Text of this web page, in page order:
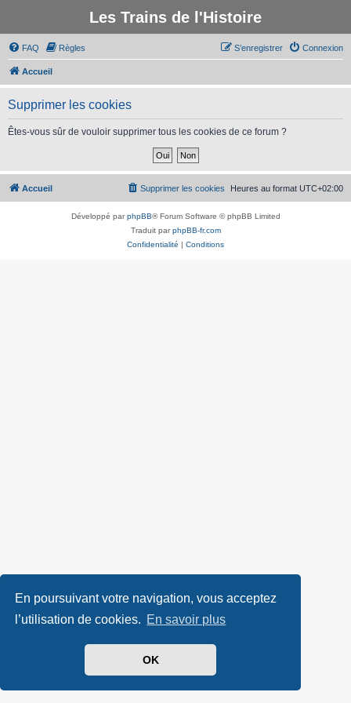
En poursuivant votre navigation, vous acceptez
l’utilisation de cookies. En savoir plus
OK
Les Trains de l'Histoire
FAQ Règles Connexion
S’enregistrer
Accueil
Supprimer les cookies
Êtes-vous sûr de vouloir supprimer tous les cookies de ce forum ?
Accueil Heures au format UTC+02:00
Supprimer les cookies
Développé parphpBB® Forum Software © phpBB Limited
Traduit parphpBB-fr.com
Confidentialité | Conditions